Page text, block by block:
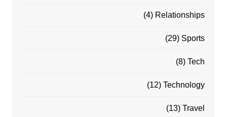
Relationships
(4)
Sports
(29)
Tech
(8)
Technology
(12)
Travel
(13)